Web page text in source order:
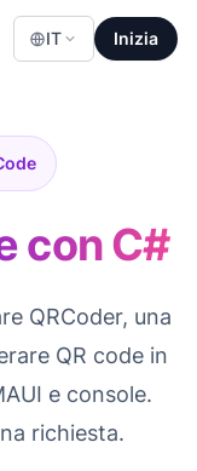
IT Inizia
con C#
QRCoder, una
QR code in
e console.
richiesta.